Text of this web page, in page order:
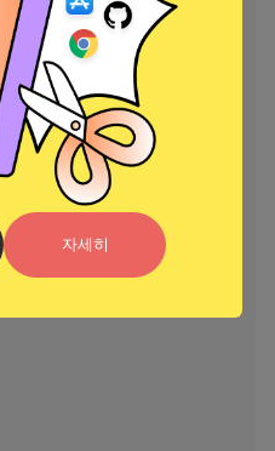
자세히
산을 경영하고 세상에서 가장 부유
라인 타이쿤 공장 건설 방치형 게임
요가 없습니다. 아이들도 손쉽게 즐
지에서 좋아요를 클릭해주세요